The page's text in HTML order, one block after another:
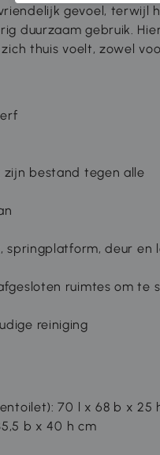
gevoel, terwijl
duurzaam gebruik.
thuis voelt, zowel
bestand tegen alle
deur en
ruimtes om te
reiniging
70 l x 68 b x 25
b x 40 h cm